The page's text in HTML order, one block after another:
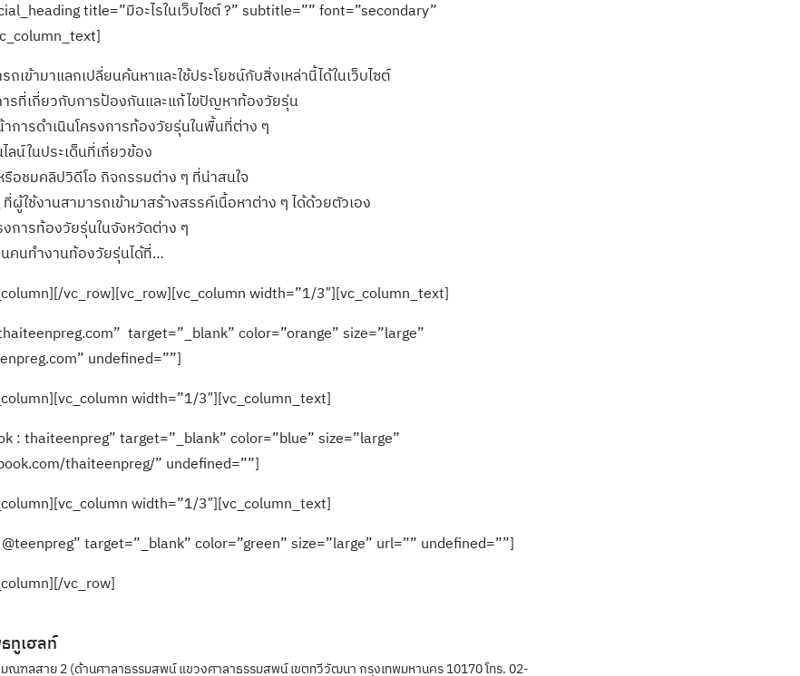
title=”มีอะไรในเว็บไซต์ ?” subtitle=”” font=”secondary”
เข้ามาแลกเปลี่ยนค้นหาและใช้ประโยชน์กับสิ่งเหล่านี้ได้ในเว็บไซต์
รที่เกี่ยวกับการป้องกันและแก้ไขปัญหาท้องวัยรุ่น
ารดำเนินโครงการท้องวัยรุ่นในพื้นที่ต่าง ๆ
ลน์ในประเด็นที่เกี่ยวข้อง
อชมคลิปวิดีโอ กิจกรรมต่าง ๆ ที่น่าสนใจ
ใช้งานสามารถเข้ามาสร้างสรรค์เนื้อหาต่าง ๆ ได้ด้วยตัวเอง
การท้องวัยรุ่นในจังหวัดต่าง ๆ
คนทำงานท้องวัยรุ่นได้ที่…
vc_row][vc_row][vc_column width=”1/3″][vc_column_text]
target=”_blank” color=”orange” size=”large”
undefined=””]
width=”1/3″][vc_column_text]
: thaiteenpreg” target=”_blank” color=”blue” size=”large”
thaiteenpreg/” undefined=””]
width=”1/3″][vc_column_text]
target=”_blank” color=”green” size=”large” url=”” undefined=””]
vc_row]
ทูเฮลท์
ณฑลสาย 2 (ด้านศาลาธรรมสพน์ แขวงศาลาธรรมสพน์ เขตทวีวัฒนา กรุงเทพมหานคร 10170 โทร. 02-